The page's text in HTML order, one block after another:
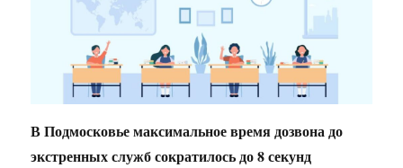
В Подмосковье максимальное время дозвона до
экстренных служб сократилось до 8 секунд